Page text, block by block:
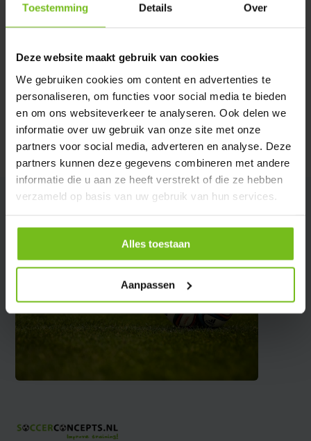
Toestemming Details Over
Deze website maakt gebruik van cookies
We gebruiken cookies om content en advertenties te
personaliseren, om functies voor social media te bieden
en om ons websiteverkeer te analyseren. Ook delen we
informatie over uw gebruik van onze site met onze
partners voor social media, adverteren en analyse. Deze
partners kunnen deze gegevens combineren met andere
informatie die u aan ze heeft verstrekt of die ze hebben
verzameld op basis van uw gebruik van hun services.
Alles toestaan
Aanpassen
Specificaties
Reviews
Delen